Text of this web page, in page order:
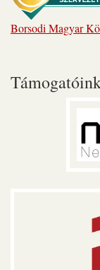
Borsodi Magyar